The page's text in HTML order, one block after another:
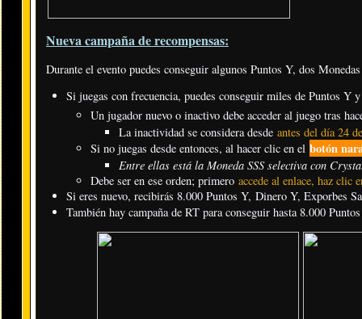
Nueva campaña de recompensas:
Durante el evento puedes conseguir algunos Puntos Y, dos
Si juegas con frecuencia, puedes conseguir miles de Puntos Y
Un jugador nuevo o inactivo debe acceder al juego tras
La inactividad se considera desde antes del día 24
Si no juegas desde entonces, al hacer clic en el botón
Entre ellas está la Moneda SSS selectiva con
Debe ser en ese orden; primero accede al enlace, haz clic
Si eres nuevo, recibirás 8.000 Puntos Y, Dinero Y, Exporbes
También hay campaña de RT para conseguir hasta 8.000